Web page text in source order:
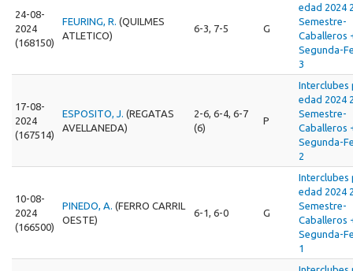
24-08-
2024
(168150)
FEURING, R. (QUILMES
ATLETICO)
6-3, 7-5 G
edad 2024
Semestre-
Caballeros
Segunda-
3
17-08-
2024
(167514)
ESPOSITO, J. (REGATAS
AVELLANEDA)
2-6, 6-4, 6-7
(6)
P
Interclubes
edad 2024
Semestre-
Caballeros
Segunda-
2
10-08-
2024
(166500)
PINEDO, A. (FERRO CARRIL
OESTE)
6-1, 6-0 G
Interclubes
edad 2024
Semestre-
Caballeros
Segunda-
1